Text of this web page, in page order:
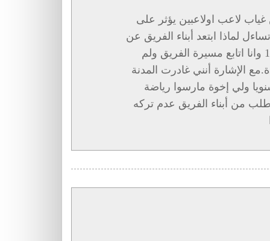
غياب لاعب اولاعبين يؤثر على
لماذا ابتعد أبناء الفريق عن
تقديم الدعم له.وتركوا الغرباء في التسيير.منذ1966 وانا اتابع مسيرة الفريق ولم
الإشارة أنني غادرت المدنة
سنويا ولي إخوة مارسوا رياضة
من أبناء الفريق عدم تركه